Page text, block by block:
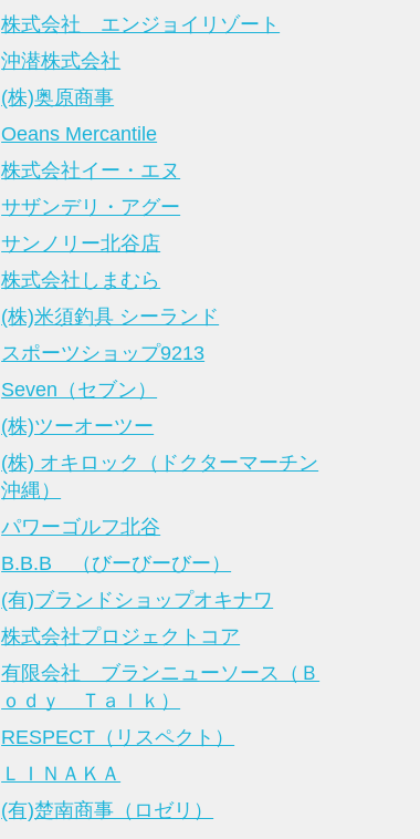
株式会社 エンジョイリゾート
沖潜株式会社
(株)奥原商事
Oeans Mercantile
株式会社イー・エヌ
サザンデリ・アグー
サンノリー北谷店
株式会社しまむら
(株)米須釣具 シーランド
スポーツショップ9213
Seven（セブン）
(株)ツーオーツー
(株) オキロック（ドクターマーチン
沖縄）
パワーゴルフ北谷
B.B.B （びーびーびー）
(有)ブランドショップオキナワ
株式会社プロジェクトコア
有限会社 ブランニューソース（Ｂ
ｏｄｙ Ｔａｌｋ）
RESPECT（リスペクト）
ＬＩＮＡＫＡ
(有)楚南商事（ロゼリ）